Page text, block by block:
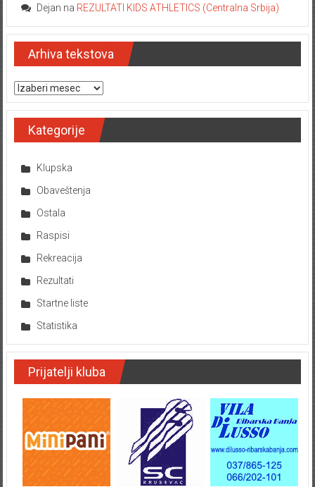
Dejan na REZULTATI KIDS ATHLETICS (Centralna Srbija)
Arhiva tekstova
Arhiva tekstova
Kategorije
Klupska
Obaveštenja
Ostala
Raspisi
Rekreacija
Rezultati
Startne liste
Statistika
Prijatelji kluba